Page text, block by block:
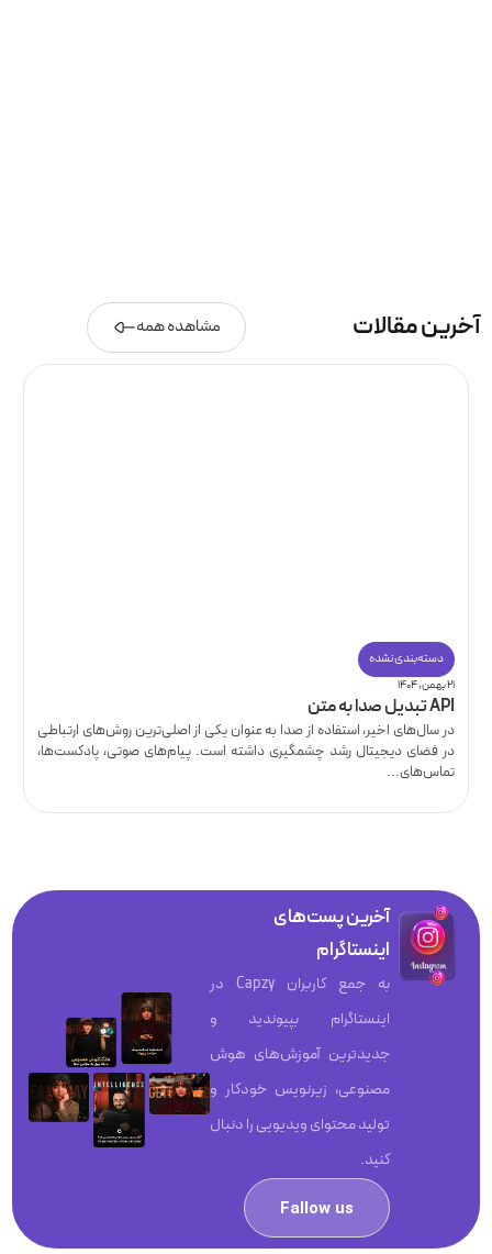
آخرین مقالات مشاهده همه
دسته‌بندی نشده
۲۱ بهمن, ۱۴۰۴
API تبدیل صدا به متن
در سال‌های اخیر، استفاده از صدا به عنوان یکی از اصلی‌ترین روش‌های ارتباطی
در فضای دیجیتال رشد چشمگیری داشته است. پیام‌های صوتی، پادکست‌ها،
تماس‌های...
آخرین پست‌های
اینستاگرام
به جمع کاربران Capzy در
اینستاگرام بپیوندید و
جدیدترین آموزش‌های هوش
مصنوعی، زیرنویس خودکار و
تولید محتوای ویدیویی را دنبال
کنید.
Fallow us